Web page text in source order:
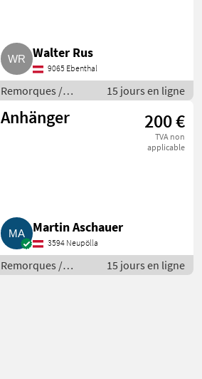
Walter Rus
9065 Ebenthal
Remorques /
Remorques de
voitures
15 jours en ligne
Anhänger 200 €
TVA non
applicable
Martin Aschauer
3594 Neupölla
Remorques /
Remorques de
15 jours en ligne